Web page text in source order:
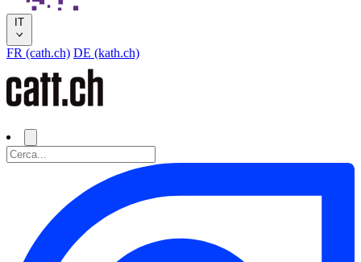
IT
FR (cath.ch) DE (kath.ch)